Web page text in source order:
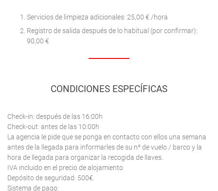
Servicios de limpieza adicionales: 25,00 € /hora
Registro de salida después de lo habitual (por confirmar):
90,00 €
CONDICIONES ESPECÍFICAS
Check-in: después de las 16:00h
Check-out: antes de las 10:00h
La agencia le pide que se ponga en contacto con ellos una semana
antes de la llegada para informarles de su nº de vuelo / barco y la
hora de llegada para organizar la recogida de llaves.
IVA incluido en el precio de alojamiento
Depósito de seguridad: 500€.
Sistema de pago: